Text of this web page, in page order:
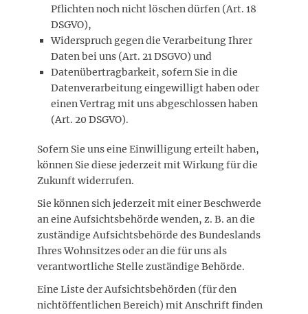
Pflichten noch nicht löschen dürfen (Art. 18
DSGVO),
Widerspruch gegen die Verarbeitung Ihrer
Daten bei uns (Art. 21 DSGVO) und
Datenübertragbarkeit, sofern Sie in die
Datenverarbeitung eingewilligt haben oder
einen Vertrag mit uns abgeschlossen haben
(Art. 20 DSGVO).
Sofern Sie uns eine Einwilligung erteilt haben,
können Sie diese jederzeit mit Wirkung für die
Zukunft widerrufen.
Sie können sich jederzeit mit einer Beschwerde
an eine Aufsichtsbehörde wenden, z. B. an die
zuständige Aufsichtsbehörde des Bundeslands
Ihres Wohnsitzes oder an die für uns als
verantwortliche Stelle zuständige Behörde.
Eine Liste der Aufsichtsbehörden (für den
nichtöffentlichen Bereich) mit Anschrift finden